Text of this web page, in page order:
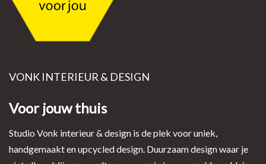
VONK INTERIEUR & DESIGN
Voor jouw thuis
Studio Vonk interieur & design is de plek voor uniek,
handgemaakt en upcycled design. Duurzaam design waar je